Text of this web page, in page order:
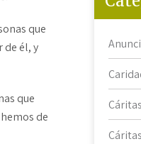
que
de él, y
que
de
Cáritas